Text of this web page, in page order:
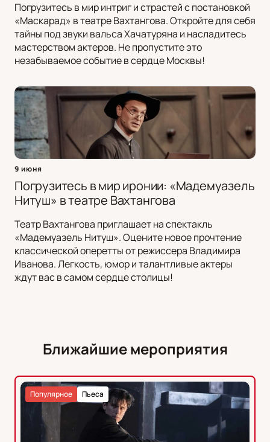
Погрузитесь в мир интриг и страстей с постановкой
«Маскарад» в театре Вахтангова. Откройте для себя
тайны под звуки вальса Хачатуряна и насладитесь
мастерством актеров. Не пропустите это
незабываемое событие в сердце Москвы!
9 июня
Погрузитесь в мир иронии: «Мадемуазель
Нитуш» в театре Вахтангова
Театр Вахтангова приглашает на спектакль
«Мадемуазель Нитуш». Оцените новое прочтение
классической оперетты от режиссера Владимира
Иванова. Легкость, юмор и талантливые актеры
ждут вас в самом сердце столицы!
Ближайшие мероприятия
Пьеса
Популярное